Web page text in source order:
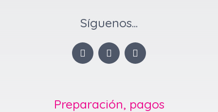
Síguenos...
I
n
s
r
F
a
c
o
P
i
n
e
Preparación, pagos